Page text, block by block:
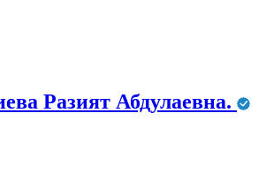
Разият Абдулаевна.